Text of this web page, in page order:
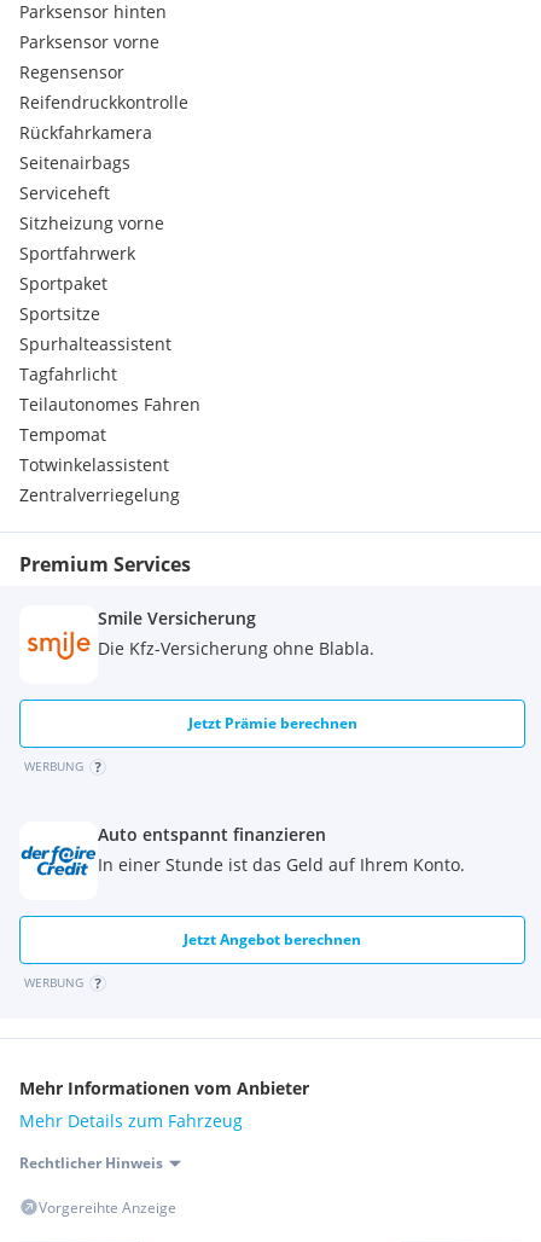
Parksensor hinten
Parksensor vorne
Regensensor
Reifendruckkontrolle
Rückfahrkamera
Seitenairbags
Serviceheft
Sitzheizung vorne
Sportfahrwerk
Sportpaket
Sportsitze
Spurhalteassistent
Tagfahrlicht
Teilautonomes Fahren
Tempomat
Totwinkelassistent
Zentralverriegelung
Premium Services
Smile Versicherung
Die Kfz-Versicherung ohne Blabla.
Jetzt Prämie berechnen
WERBUNG
Auto entspannt finanzieren
In einer Stunde ist das Geld auf Ihrem Konto.
Jetzt Angebot berechnen
WERBUNG
Mehr Informationen vom Anbieter
Mehr Details zum Fahrzeug
Rechtlicher Hinweis
Vorgereihte Anzeige